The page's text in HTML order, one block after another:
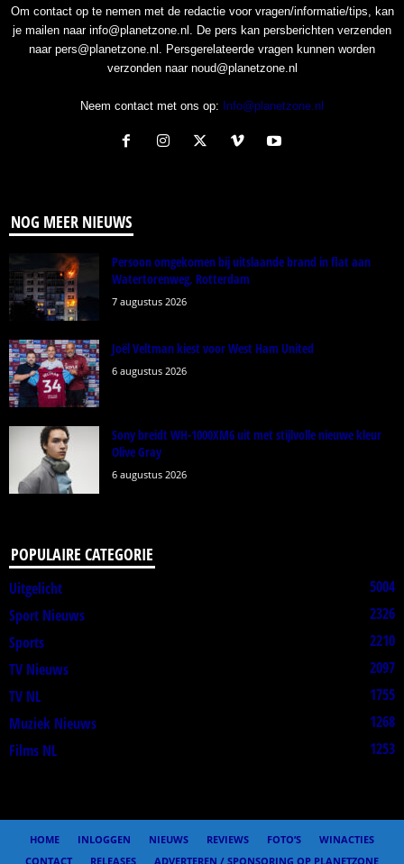
Om contact op te nemen met de redactie voor vragen/informatie/tips, kan
je mailen naar info@planetzone.nl. De pers kan persberichten verzenden
naar pers@planetzone.nl. Persgerelateerde vragen kunnen worden
verzonden naar noud@planetzone.nl
Neem contact met ons op: Info@planetzone.nl
NOG MEER NIEUWS
Persoon omgekomen bij uitslaande brand in flat aan
Watertorenweg, Rotterdam
7 augustus 2026
Joël Veltman kiest voor West Ham United
6 augustus 2026
Sony breidt WH-1000XM6 uit met stijlvolle nieuwe kleur
Olive Gray
6 augustus 2026
POPULAIRE CATEGORIE
Uitgelicht
5004
Sport Nieuws
2326
Sports
2210
TV Nieuws
2097
TV NL
1755
Muziek Nieuws
1268
Films NL
1253
HOME INLOGGEN NIEUWS REVIEWS FOTO’S
WINACTIES
CONTACT
RELEASES ADVERTEREN / SPONSORING OP PLANETZONE